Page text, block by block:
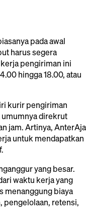
pada awal
harus segera
pengiriman ini
hingga 18.00, atau
kurir pengiriman
direkrut
jam. Artinya, AnterAja
untuk mendapatkan
yang besar.
waktu kerja yang
menanggung biaya
pengelolaan, retensi,